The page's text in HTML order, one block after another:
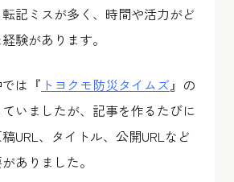
記ミスが多く、時間や活力がど
験があります。
は『 トヨクモ防災タイムズ』の
いましたが、記事を作るたびに
URL、タイトル、公開URLなど
ありました。